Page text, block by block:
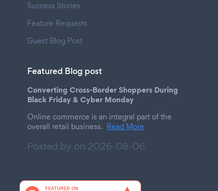
Success Stories
Feature Requests
Guest Blog Post
Featured Blog post
Converting Cross-Border Shoppers During
Black Friday & Cyber Monday
Online commerce is an integral part of the
overall retail business. Read More
Posted by on 2026-08-06